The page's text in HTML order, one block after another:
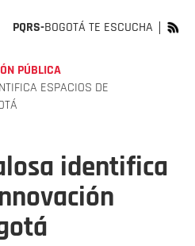
PQRS-BOGOTÁ TE ESCUCHA
PÚBLICA
ESPACIOS DE
identifica